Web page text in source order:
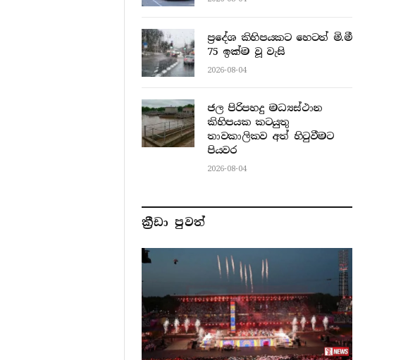
ප්‍රදේශ කිහිපයකට හෙටත් මි.මී
75 ඉක්ම වූ වැසි
2026-08-04
ජල පිරිපහදු මධ්‍යස්ථාන
කිහිපයක කටයුතු
තාවකාලිකව අත් හිටුවීමට
පියවර
2026-08-04
ක්‍රීඩා පුවත්